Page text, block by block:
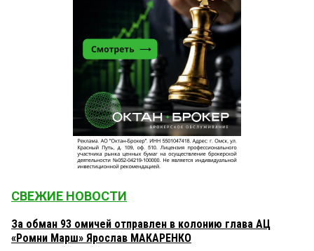
СВЕЖИЕ НОВОСТИ
За обман 93 омичей отправлен в колонию глава АЦ
«Ромни Марш» Ярослав МАКАРЕНКО